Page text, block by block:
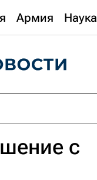
Армия Наука
с